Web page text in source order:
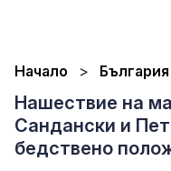
Начало България
Нашествие на
Сандански и
бедствено